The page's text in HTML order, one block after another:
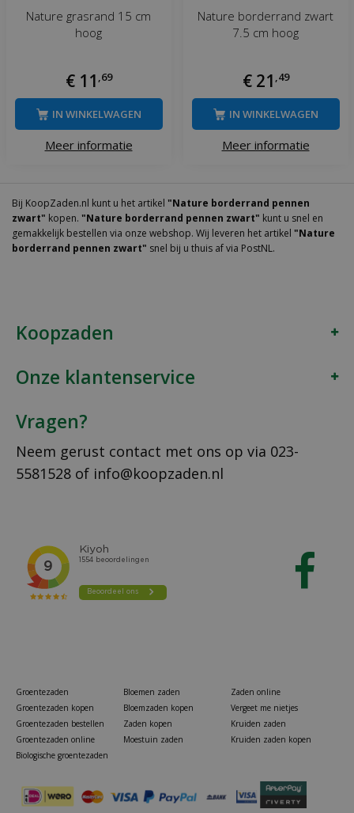
Nature grasrand 15 cm
hoog
€ 11 ,69
Meer informatie
IN WINKELWAGEN
Nature borderrand zwart
7.5 cm hoog
€ 21 ,49
Meer informatie
IN WINKELWAGEN
Bij KoopZaden.nl kunt u het artikel "Nature borderrand pennen
zwart" kopen. "Nature borderrand pennen zwart" kunt u snel en
gemakkelijk bestellen via onze webshop. Wij leveren het artikel "Nature
borderrand pennen zwart" snel bij u thuis af via PostNL.
Koopzaden
Onze klantenservice
Vragen?
Neem gerust contact met ons op via 023-
5581528 of info@koopzaden.nl
Groentezaden
Groentezaden kopen
Groentezaden bestellen
Groentezaden online
Biologische groentezaden
Bloemen zaden
Bloemzaden kopen
Zaden kopen
Moestuin zaden
Zaden online
Vergeet me nietjes
Kruiden zaden
Kruiden zaden kopen